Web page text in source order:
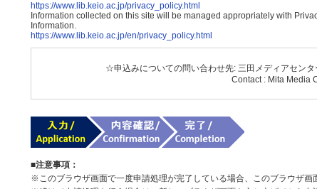
https://www.lib.keio.ac.jp/privacy_policy.html
Information collected on this site will be managed appropriately with
Information.
https://www.lib.keio.ac.jp/en/privacy_policy.html
☆申込みについての問い合わせ先: 三田メディアセンタ
Contact : Mita Media
■注意事項：
※このブラウザ画面で一度申請処理が完了している場合、このブラウザ画